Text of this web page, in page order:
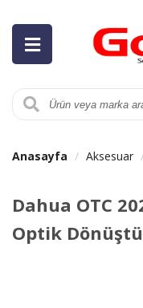
Anasayfa Aksesuar
Dahua OTC
Optik